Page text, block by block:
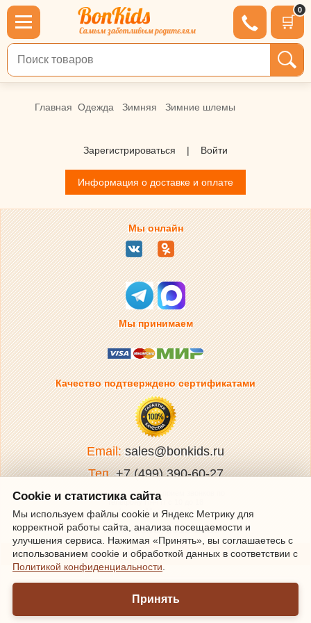
🛒
0
Поиск по товарам
Главная Одежда Зимняя Зимние шлемы
Зарегистрироваться | Войти
Информация о доставке и оплате
Мы онлайн
Мы принимаем
Качество подтверждено сертификатами
Email: sales@bonkids.ru
Тел. +7 (499) 390-60-27
Обработка заказов и прием звонков по
телефону Пн-Пт с 10 до 18
(время Московское).
© bonkids.ru, 2012-2026
Полная версия сайта
Cookie и статистика сайта
Мы используем файлы cookie и Яндекс Метрику для
корректной работы сайта, анализа посещаемости и
улучшения сервиса. Нажимая «Принять», вы соглашаетесь с
использованием cookie и обработкой данных в соответствии с
Политикой конфиденциальности
Принять